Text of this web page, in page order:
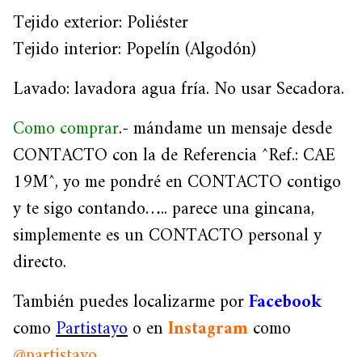
Tejido exterior: Poliéster
Tejido interior: Popelín (Algodón)
Lavado: lavadora agua fría. No usar Secadora.
Como comprar.- mándame un mensaje desde
CONTACTO con la de Referencia ^Ref.: CAE
19M^, yo me pondré en CONTACTO contigo
y te sigo contando….. parece una gincana,
simplemente es un CONTACTO personal y
directo.
También puedes localizarme porFacebook
comoPartistayoo enInstagramcomo